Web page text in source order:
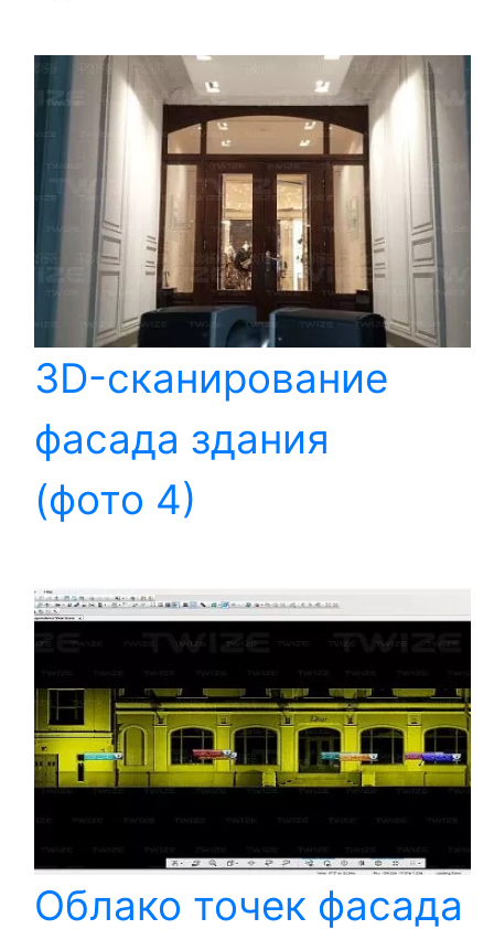
3D-сканирование
фасада здания
(фото 4)
Облако точек фасада